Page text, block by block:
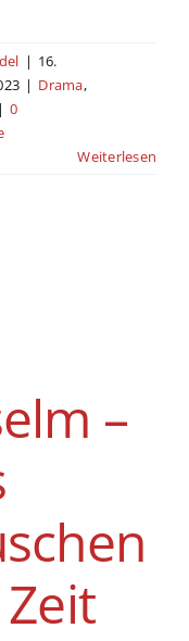
| 16.
| Drama,
| 0
Weiterlesen
–